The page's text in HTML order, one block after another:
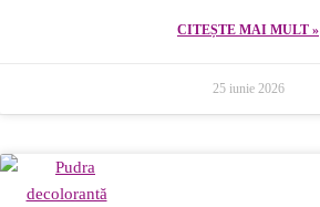
CITEȘTE MAI MULT »
25 iunie 2026